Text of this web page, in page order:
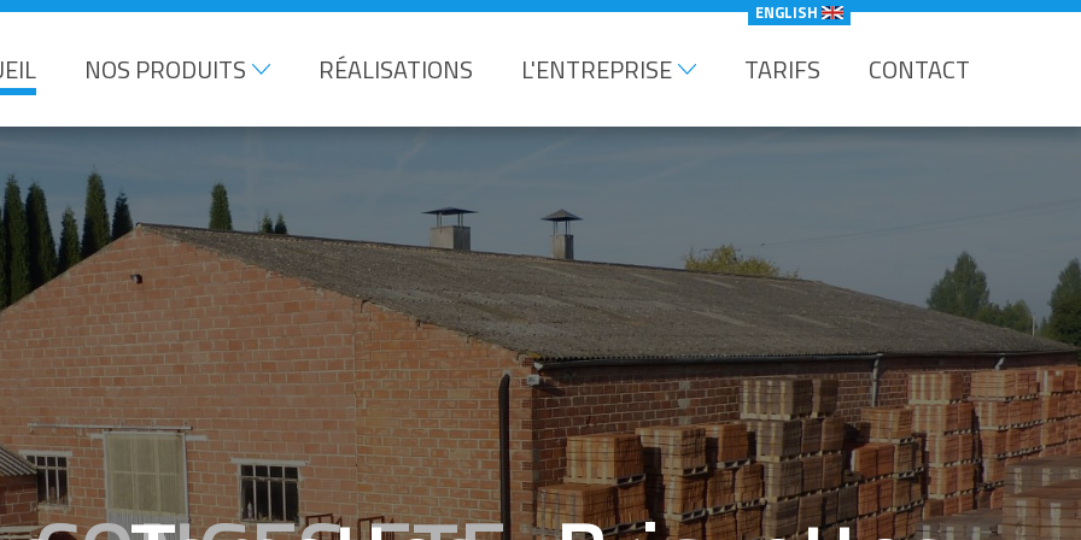
ENGLISH
NOS PRODUITS RÉALISATIONS L'ENTREPRISE TARIFS CONTACT